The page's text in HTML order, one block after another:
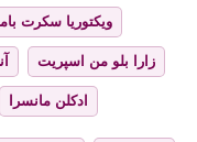
ویکتوریا سکرت
زارا بلو من اسپریت
ادکلن مانسرا